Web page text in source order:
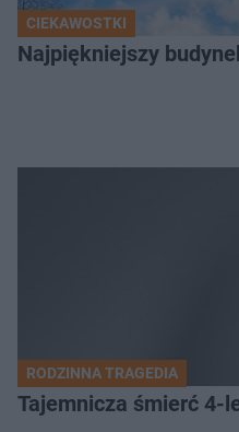
CIEKAWOSTKI
Najpiękniejszy
RODZINNA TRAGEDIA
Tajemnicza śmierć 4-